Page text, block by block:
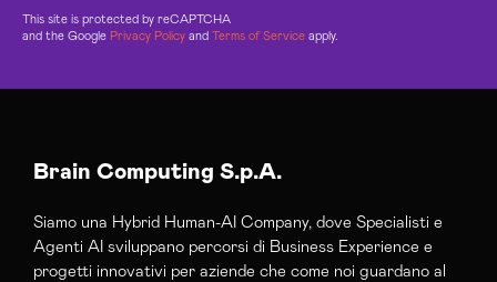
This site is protected by reCAPTCHA
and the Google Privacy Policy and Terms of Service apply.
Brain Computing S.p.A.
Siamo una Hybrid Human-AI Company, dove Specialisti e
Agenti AI sviluppano percorsi di Business Experience e
progetti innovativi per aziende che come noi guardano al